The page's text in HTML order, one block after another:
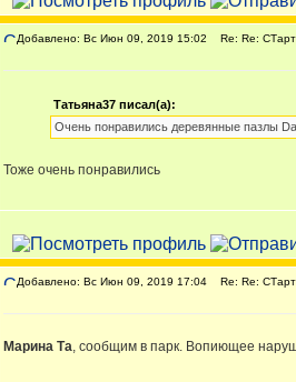
Добавлено: Вс Июн 09, 2019 15:02 Re: Re:
Татьяна37 писал(а):
Очень понравились деревянные пазлы
Тоже очень понравились
Добавлено: Вс Июн 09, 2019 17:04 Re: Re:
Марина Та, сообщим в парк. Вопиющее